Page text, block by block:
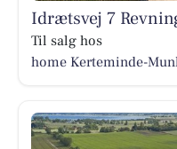
Idrætsvej 7
Til salg hos
home Kerteminde-